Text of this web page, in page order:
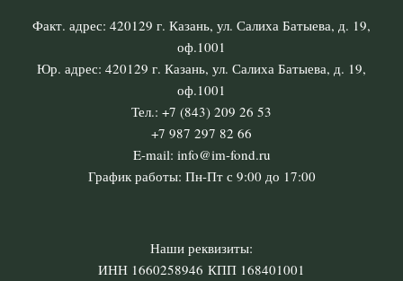
Факт. адрес: 420129 г. Казань, ул. Салиха Батыева, д. 19,
оф.1001
Юр. адрес: 420129 г. Казань, ул. Салиха Батыева, д. 19,
оф.1001
Тел.: +7 (843) 209 26 53
+7 987 297 82 66
E-mail: info@im-fond.ru
График работы: Пн-Пт с 9:00 до 17:00
Наши реквизиты:
ИНН 1660258946 КПП 168401001